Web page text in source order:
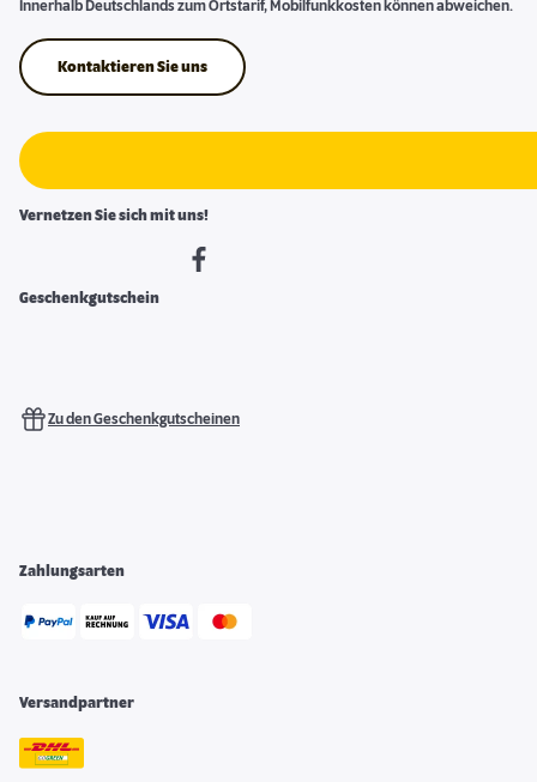
Innerhalb Deutschlands zum Ortstarif, Mobilfunkkosten können abweichen.
Kontaktieren Sie uns
Vernetzen Sie sich mit uns!
Geschenkgutschein
Zu den Geschenkgutscheinen
Zahlungsarten
Versandpartner